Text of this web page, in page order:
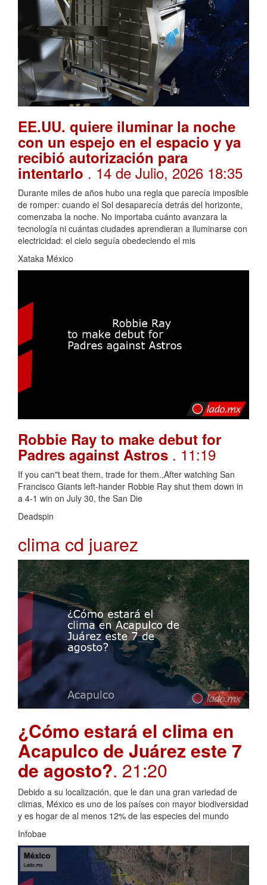
EE.UU. quiere iluminar la noche
con un espejo en el espacio y ya
recibió autorización para
intentarlo . 14 de Julio, 2026 18:35
Durante miles de años hubo una regla que parecía imposible
de romper: cuando el Sol desaparecía detrás del horizonte,
comenzaba la noche. No importaba cuánto avanzara la
tecnología ni cuántas ciudades aprendieran a iluminarse con
electricidad: el cielo seguía obedeciendo el mis
Xataka México
Robbie Ray to make debut for
Padres against Astros . 11:19
If you can"t beat them, trade for them.,After watching San
Francisco Giants left-hander Robbie Ray shut them down in
a 4-1 win on July 30, the San Die
Deadspin
clima cd juarez
¿Cómo estará el clima en
Acapulco de Juárez este 7
de agosto?. 21:20
Debido a su localización, que le dan una gran variedad de
climas, México es uno de los países con mayor biodiversidad
y es hogar de al menos 12% de las especies del mundo
Infobae